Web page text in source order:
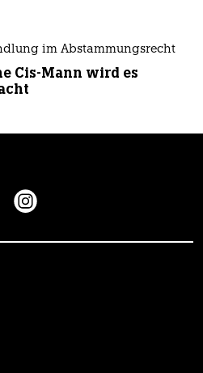
im Abstammungsrecht
Cis-Mann wird es